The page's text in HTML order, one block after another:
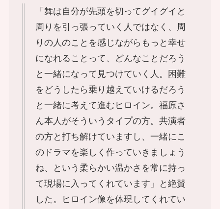
「舞は自分が先頭を切ってグイグイと
周りを引っ張っていく人ではなく、周
りの人のことを感じながらもっと幸せ
になれることって、どんなことだろう
と一緒になって見つけていく人。困難
をどうしたら乗り越えていけるだろう
と一緒に考えて進むヒロイン。福原さ
ん本人がそういうタイプの方。共演者
の方と打ち解けていますし、一緒にこ
のドラマを楽しく作っていきましょう
ね、という柔らかい温かさを常に持っ
て現場に入ってくれています」と絶賛
した。ヒロイン像を体現してくれてい